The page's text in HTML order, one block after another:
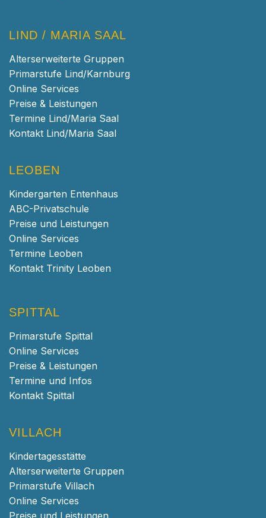
LIND / MARIA SAAL
Alterserweiterte Gruppen
Primarstufe Lind/Karnburg
Online Services
Preise & Leistungen
Termine Lind/Maria Saal
Kontakt Lind/Maria Saal
LEOBEN
Kindergarten Entenhaus
ABC-Privatschule
Preise und Leistungen
Online Services
Termine Leoben
Kontakt Trinity Leoben
SPITTAL
Primarstufe Spittal
Online Services
Preise & Leistungen
Termine und Infos
Kontakt Spittal
VILLACH
Kindertagesstätte
Alterserweiterte Gruppen
Primarstufe Villach
Online Services
Preise und Leistungen